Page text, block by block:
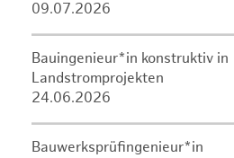
09.07.2026
Bauingenieur*in konstruktiv in
Landstromprojekten
24.06.2026
Bauwerksprüfingenieur*in